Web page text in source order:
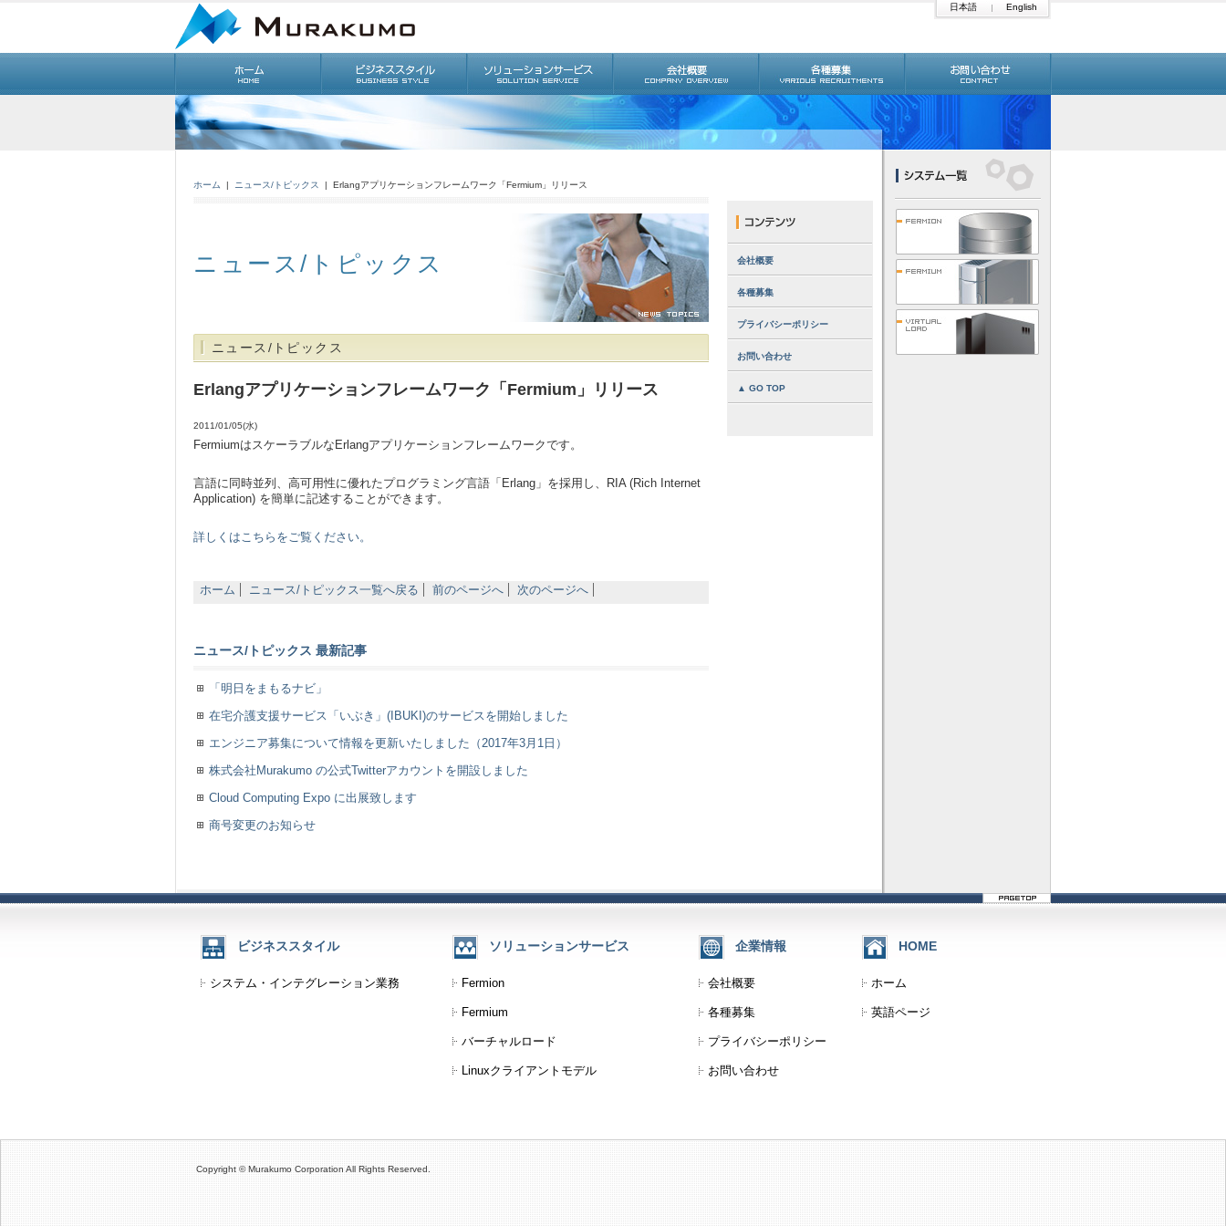
日本語 English
ホーム | ニュース/トピックス | Erlangアプリケーションフレームワーク「Fermium」リリース
ニュース/トピックス
ニュース/トピックス
Erlangアプリケーションフレームワーク「Fermium」リリース
2011/01/05(水)
FermiumはスケーラブルなErlangアプリケーションフレームワークです。
言語に同時並列、高可用性に優れたプログラミング言語「Erlang」を採用し、RIA (Rich Internet
Application) を簡単に記述することができます。
詳しくはこちらをご覧ください。
ホーム ニュース/トピックス一覧へ戻る 前のページへ 次のページへ
ニュース/トピックス 最新記事
「明日をまもるナビ」
在宅介護支援サービス「いぶき」(IBUKI)のサービスを開始しました
エンジニア募集について情報を更新いたしました（2017年3月1日）
株式会社Murakumo の公式Twitterアカウントを開設しました
Cloud Computing Expo に出展致します
商号変更のお知らせ
会社概要
各種募集
プライバシーポリシー
お問い合わせ
▲ GO TOP
ビジネススタイル
システム・インテグレーション業務
ソリューションサービス
Fermion
Fermium
バーチャルロード
Linuxクライアントモデル
企業情報
会社概要
各種募集
プライバシーポリシー
お問い合わせ
HOME
ホーム
英語ページ
Copyright © Murakumo Corporation All Rights Reserved.